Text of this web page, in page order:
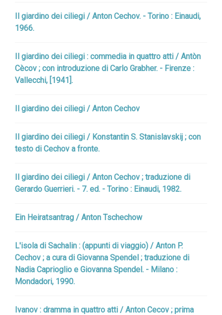
Il giardino dei ciliegi / Anton Cechov. - Torino : Einaudi,
1966.
Il giardino dei ciliegi : commedia in quattro atti / Antòn
Cècov ; con introduzione di Carlo Grabher. - Firenze :
Vallecchi, [1941].
Il giardino dei ciliegi / Anton Cechov
Il giardino dei ciliegi / Konstantin S. Stanislavskij ; con
testo di Cechov a fronte.
Il giardino dei ciliegi / Anton Cechov ; traduzione di
Gerardo Guerrieri. - 7. ed. - Torino : Einaudi, 1982.
Ein Heiratsantrag / Anton Tschechow
L'isola di Sachalin : (appunti di viaggio) / Anton P.
Cechov ; a cura di Giovanna Spendel ; traduzione di
Nadia Caprioglio e Giovanna Spendel. - Milano :
Mondadori, 1990.
Ivanov : dramma in quattro atti / Anton Cecov ; prima